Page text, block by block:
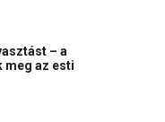
– a
meg az esti